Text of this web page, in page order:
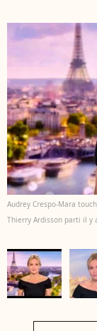
Audrey Crespo-Mara
Thierry Ardisson parti il y